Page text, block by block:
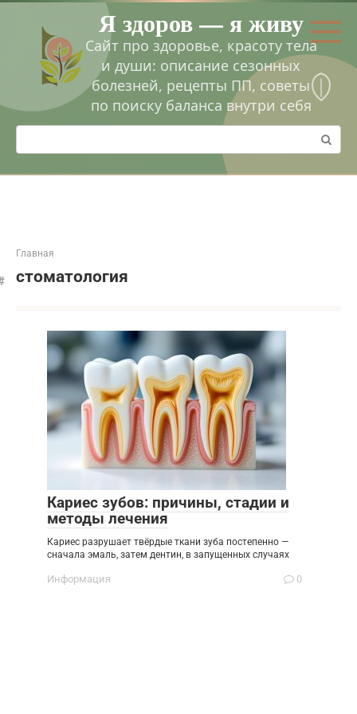
Перейти
контенту
Я здоров — я живу
Сайт про здоровье, красоту тела
и души: описание сезонных
болезней, рецепты ПП, советы
по поиску баланса внутри себя
Поиск:
Главная
стоматология
Кариес зубов: причины, стадии и
методы лечения
Кариес разрушает твёрдые ткани зуба постепенно —
сначала эмаль, затем дентин, в запущенных случаях
Информация 0